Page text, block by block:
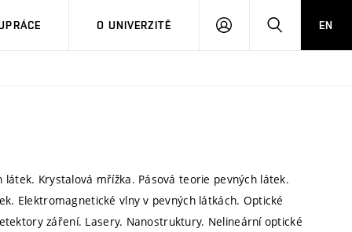
O UNIVERZITĚ
PŘIHLÁSIT HLEDATEN
Krystalová mřížka. Pásová teorie pevných látek.
Elektromagnetické vlny v pevných látkách. Optické
záření. Lasery. Nanostruktury. Nelineární optické